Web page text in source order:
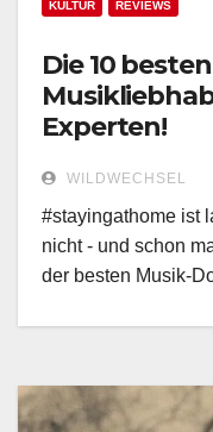
KULTUR REVIEWS
Die 10
Experten!
WILDWECHSEL
#stayingathome ist
nicht - und schon
der besten Musik-